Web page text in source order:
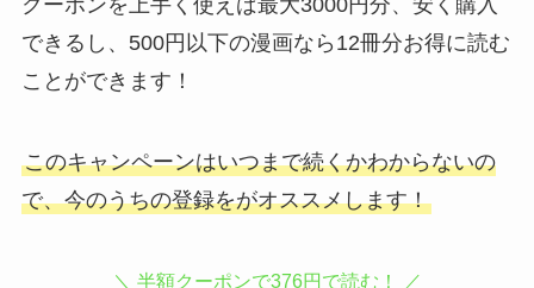
このキャンペーンはいつまで続くかわからないの
で、今のうちの登録をがオススメします！
「ハレルヤベイビー」無料試し読みは
コチラ！